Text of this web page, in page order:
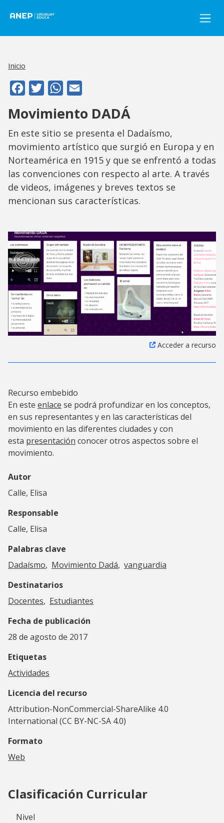
Inicio
FacebookTwitterWhatsApp
Movimiento DADÁ
En este sitio se presenta el Dadaísmo,
movimiento artístico que surgió en Europa y en
Norteamérica en 1915 y que se enfrentó a todas
las convenciones con respecto al arte. A través
de videos, imágenes y breves textos se
mencionan sus características.
Acceder a recurso
Recurso embebido
En este enlace se podrá profundizar en los conceptos,
en sus representantes y en las características del
movimiento en las diferentes ciudades y con
esta presentación conocer otros aspectos sobre el
movimiento.
Autor
Calle, Elisa
Responsable
Calle, Elisa
Palabras clave
Dadaísmo
Movimiento Dadá vanguardia
Destinatarios
Docentes
Estudiantes
Fecha de publicación
28 de agosto de 2017
Etiquetas
Actividades
Licencia del recurso
Attribution-NonCommercial-ShareAlike 4.0
International (CC BY-NC-SA 4.0)
Formato
Web
Clasificación Curricular
Nivel